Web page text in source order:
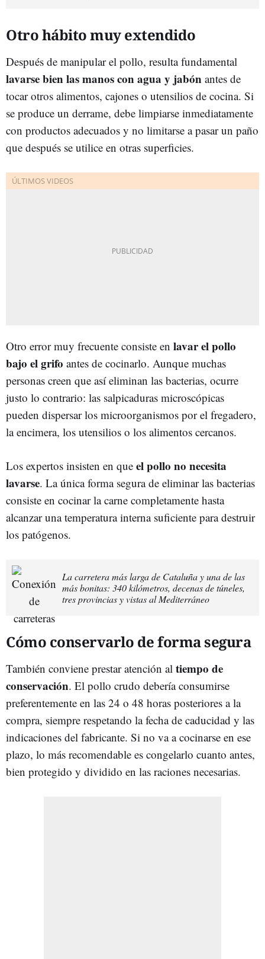
Otro hábito muy extendido
Después de manipular el pollo, resulta fundamental
lavarse bien las manos con agua y jabón antes de
tocar otros alimentos, cajones o utensilios de cocina. Si
se produce un derrame, debe limpiarse inmediatamente
con productos adecuados y no limitarse a pasar un paño
que después se utilice en otras superficies.
Otro error muy frecuente consiste en lavar el pollo
bajo el grifo antes de cocinarlo. Aunque muchas
personas creen que así eliminan las bacterias, ocurre
justo lo contrario: las salpicaduras microscópicas
pueden dispersar los microorganismos por el fregadero,
la encimera, los utensilios o los alimentos cercanos.
Los expertos insisten en que el pollo no necesita
lavarse. La única forma segura de eliminar las bacterias
consiste en cocinar la carne completamente hasta
alcanzar una temperatura interna suficiente para destruir
los patógenos.
La carretera más larga de Cataluña y una de las
más bonitas: 340 kilómetros, decenas de túneles,
tres provincias y vistas al Mediterráneo
Cómo conservarlo de forma segura
También conviene prestar atención al tiempo de
conservación. El pollo crudo debería consumirse
preferentemente en las 24 o 48 horas posteriores a la
compra, siempre respetando la fecha de caducidad y las
indicaciones del fabricante. Si no va a cocinarse en ese
plazo, lo más recomendable es congelarlo cuanto antes,
bien protegido y dividido en las raciones necesarias.